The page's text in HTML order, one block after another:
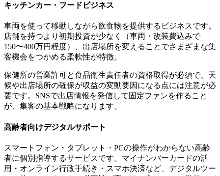
キッチンカー・フードビジネス
車両を使って移動しながら飲食物を提供するビジネスです。
店舗を持つより初期投資が少なく（車両・改装費込みで
150〜400万円程度）、出店場所を変えることでさまざまな集
客機会をつかめる柔軟性が特徴。
保健所の営業許可と食品衛生責任者の資格取得が必須で、天
候や出店場所の確保が収益の変動要因になる点には注意が必
要です。SNSで出店情報を発信して固定ファンを作ること
が、集客の基本戦略になります。
高齢者向けデジタルサポート
スマートフォン・タブレット・PCの操作がわからない高齢
者に個別指導するサービスです。マイナンバーカードの活
用・オンライン行政手続き・スマホ決済など、デジタルツー